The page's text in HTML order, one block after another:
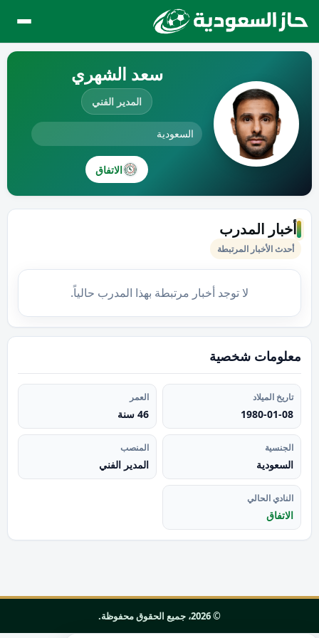
سعد الشهري
المدير الفني
السعودية
الاتفاق
أخبار المدرب
أحدث الأخبار المرتبطة
لا توجد أخبار مرتبطة بهذا المدرب حالياً.
معلومات شخصية
تاريخ الميلاد
1980-01-08
العمر
46 سنة
الجنسية
السعودية
المنصب
المدير الفني
النادي الحالي
الاتفاق
© 2026، جميع الحقوق محفوظة.